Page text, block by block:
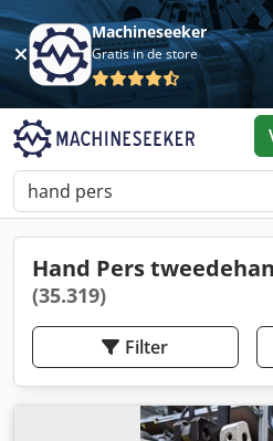
Machineseeker
Gratis in de store
Hand Pers
(35.319)
Filter